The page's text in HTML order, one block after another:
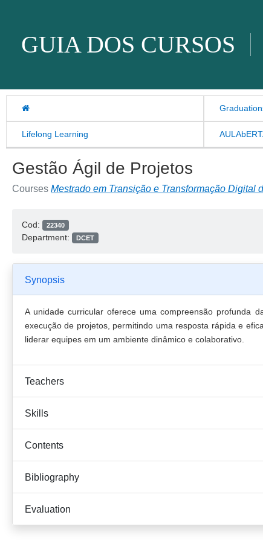
GUIA DOS CURSOS
Lifelong Learning
Gestão Ágil de Projetos
Courses Mestrado em Transição e Transformação Digital
Cod: 22340
Department: DCET
Synopsis
A unidade curricular oferece uma compreensão profunda
execução de projetos, permitindo uma resposta rápida e
liderar equipes em um ambiente dinâmico e colaborativo.
Teachers
Skills
Contents
Bibliography
Evaluation